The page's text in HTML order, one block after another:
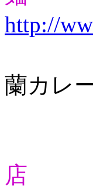
http://
北海
蘭カレ
店